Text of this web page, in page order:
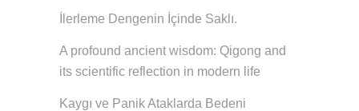
İlerleme Dengenin İçinde Saklı.
A profound ancient wisdom: Qigong and
its scientific reflection in modern life
Kaygı ve Panik Ataklarda Bedeni